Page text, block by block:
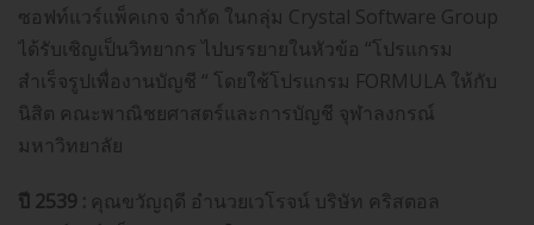
ซอฟท์แวร์แพ็คเกจ จำกัด ในกลุ่ม Crystal Software Group
ได้รับเชิญเป็นวิทยากร ไปบรรยายในหัวข้อ “โปรแกรม
สำเร็จรูปเพื่องานบัญชี “ โดยใช้โปรแกรม FORMULA ให้กับ
นิสิต คณะพาณิชยศาสตร์และการบัญชี จุฬาลงกรณ์
มหาวิทยาลัย
ปี 2539 : คุณขวัญฤดี อำนวยเวโรจน์ บริษัท คริสตอล